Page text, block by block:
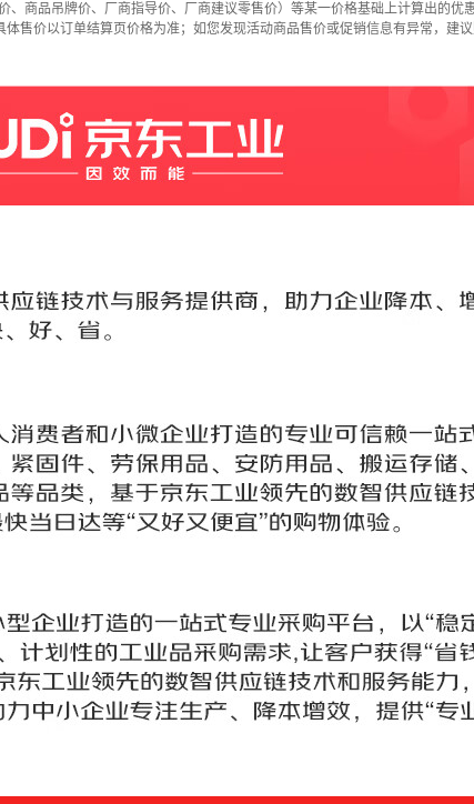
商品吊牌价、厂商指导价、厂商建议零售价）等某一价格基础上计算出的优
售价以订单结算页价格为准；如您发现活动商品售价或促销信息有异常，建议